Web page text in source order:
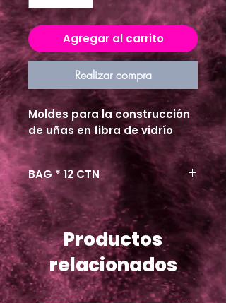
Agregar al carrito
Realizar compra
Moldes para la construcción
de uñas en fibra de vidrío
BAG * 12 CTN
Productos
relacionados